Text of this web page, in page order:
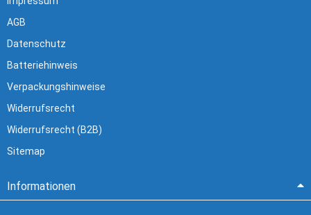
AGB
Datenschutz
Batteriehinweis
Verpackungshinweise
Widerrufsrecht
Widerrufsrecht (B2B)
Sitemap
Informationen